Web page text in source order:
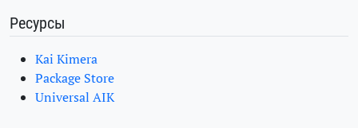
Ресурсы
Kai Kimera
Package Store
Universal AIK